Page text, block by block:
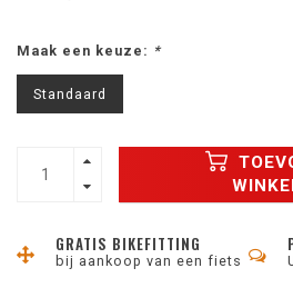
Maak een keuze: *
Standaard
GRATIS BIKEFITTING
bij aankoop van een fiets